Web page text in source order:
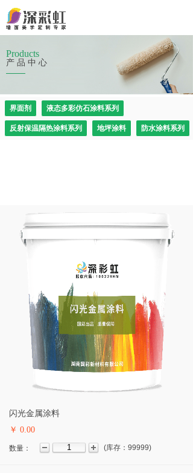
产品中心
Products
界面剂 液态多彩仿石涂料系列
反射保温隔热涂料系列 地坪涂料 防水涂料系列
闪光金属涂料
￥ 0.00
数量： (库存： 99999)